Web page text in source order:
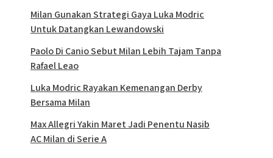
Milan Gunakan Strategi Gaya Luka Modric
Untuk Datangkan Lewandowski
Paolo Di Canio Sebut Milan Lebih Tajam Tanpa
Rafael Leao
Luka Modric Rayakan Kemenangan Derby
Bersama Milan
Max Allegri Yakin Maret Jadi Penentu Nasib
AC Milan di Serie A